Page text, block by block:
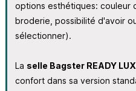
options esthétiques: couleur
broderie, possibilité d'avoir
sélectionner).
La selle Bagster READY
confort dans sa version